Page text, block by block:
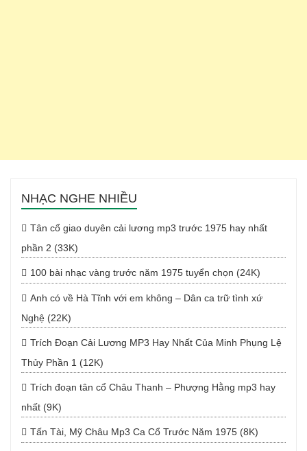
NHẠC NGHE NHIỀU
Tân cổ giao duyên cải lương mp3 trước 1975 hay nhất
phần 2 (33K)
100 bài nhạc vàng trước năm 1975 tuyển chọn (24K)
Anh có về Hà Tĩnh với em không – Dân ca trữ tình xứ
Nghệ (22K)
Trích Đoạn Cải Lương MP3 Hay Nhất Của Minh Phụng Lệ
Thủy Phần 1 (12K)
Trích đoạn tân cổ Châu Thanh – Phượng Hằng mp3 hay
nhất (9K)
Tấn Tài, Mỹ Châu Mp3 Ca Cổ Trước Năm 1975 (8K)